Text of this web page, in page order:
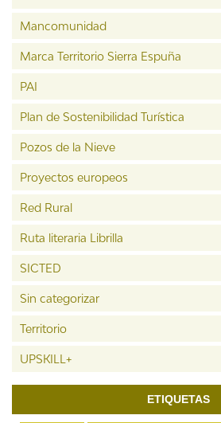
Mancomunidad
Marca Territorio Sierra Espuña
PAI
Plan de Sostenibilidad Turística
Pozos de la Nieve
Proyectos europeos
Red Rural
Ruta literaria Librilla
SICTED
Sin categorizar
Territorio
UPSKILL+
ETIQUETAS